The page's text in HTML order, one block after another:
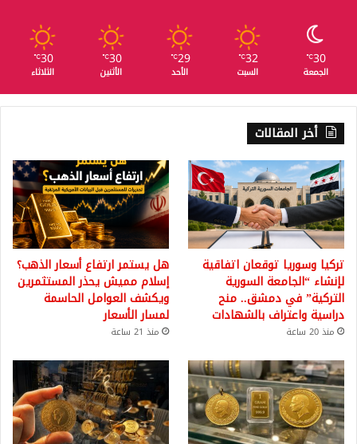
30
℃
الجمعة
32
℃
السبت
29
℃
الأحد
30
℃
الأثنين
30
℃
الثلاثاء
أخر المقالات
تركيا وسوريا توقعان اتفاقية
لإنشاء “الجامعة السورية
التركية” في دمشق.. منح
دراسية واعتراف بالشهادات
منذ 20 ساعة
هل يستمر ارتفاع أسعار الذهب؟
إسلام مميش يحذر المستثمرين
ويكشف العوامل الحاسمة
لمسار الأسعار
منذ 21 ساعة